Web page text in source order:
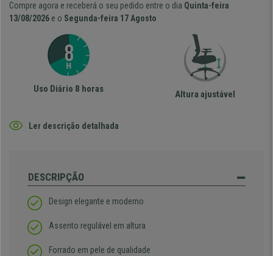
Compre agora e receberá o seu pedido entre o dia Quinta-feira
13/08/2026 e o Segunda-feira 17 Agosto
Uso Diário 8 horas Altura ajustável
Ler descrição detalhada
DESCRIPÇÃO
Design elegante e moderno
Assento regulável em altura
Forrado em pele de qualidade